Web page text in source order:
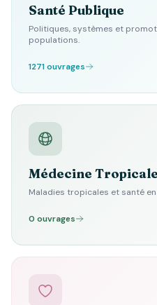
Santé Publique
Politiques, systèmes et
populations.
1271 ouvrages
Médecine Tropicale
Maladies tropicales et santé
0 ouvrages